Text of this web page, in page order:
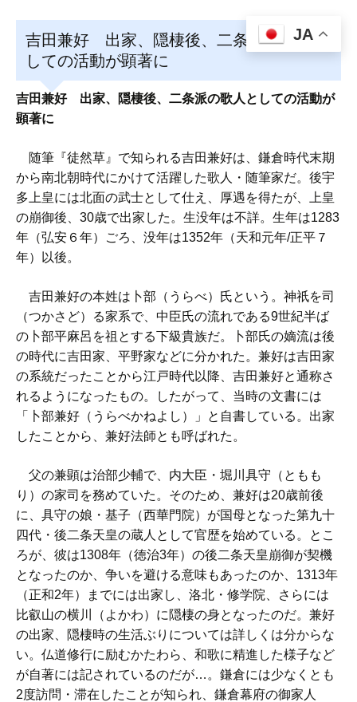
吉田兼好 出家、隠棲後、二条派の歌人と
しての活動が顕著に
吉田兼好 出家、隠棲後、二条派の歌人としての活動が
顕著に
随筆『徒然草』で知られる吉田兼好は、鎌倉時代末期
から南北朝時代にかけて活躍した歌人・随筆家だ。後宇
多上皇には北面の武士として仕え、厚遇を得たが、上皇
の崩御後、30歳で出家した。生没年は不詳。生年は1283
年（弘安６年）ごろ、没年は1352年（天和元年/正平７
年）以後。
吉田兼好の本姓は卜部（うらべ）氏という。神祇を司
（つかさど）る家系で、中臣氏の流れである9世紀半ば
の卜部平麻呂を祖とする下級貴族だ。卜部氏の嫡流は後
の時代に吉田家、平野家などに分かれた。兼好は吉田家
の系統だったことから江戸時代以降、吉田兼好と通称さ
れるようになったもの。したがって、当時の文書には
「卜部兼好（うらべかねよし）」と自書している。出家
したことから、兼好法師とも呼ばれた。
父の兼顕は治部少輔で、内大臣・堀川具守（ともも
り）の家司を務めていた。そのため、兼好は20歳前後
に、具守の娘・基子（西華門院）が国母となった第九十
四代・後二条天皇の蔵人として官歴を始めている。とこ
ろが、彼は1308年（徳治3年）の後二条天皇崩御が契機
となったのか、争いを避ける意味もあったのか、1313年
（正和2年）までには出家し、洛北・修学院、さらには
比叡山の横川（よかわ）に隠棲の身となったのだ。兼好
の出家、隠棲時の生活ぶりについては詳しくは分からな
い。仏道修行に励むかたわら、和歌に精進した様子など
が自著には記されているのだが…。鎌倉には少なくとも
2度訪問・滞在したことが知られ、鎌倉幕府の御家人
JA